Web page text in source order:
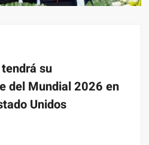
su
del Mundial 2026 en
Unidos